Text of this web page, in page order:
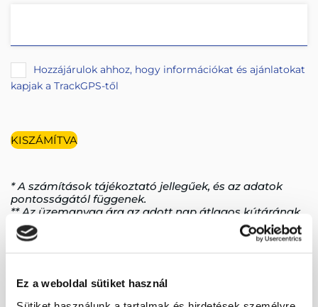
Ez a weboldal sütiket használ
Hozzájárulok ahhoz, hogy információkat és ajánlatokat
kapjak a TrackGPS-től
KISZÁMÍTVA
* A számítások tájékoztató jellegűek, és az adatok
pontosságától függenek.
** Az üzemanyag ára az adott nap átlagos kútárának
függvényében kerül kiszámításra.